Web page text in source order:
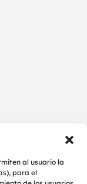
al usuario la
para el